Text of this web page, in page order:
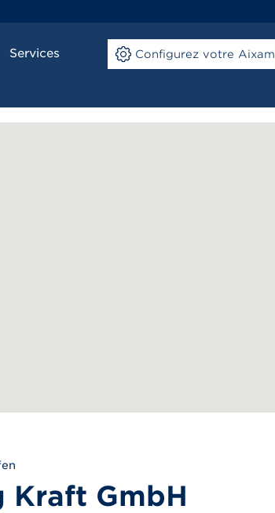
Services Configurez votre Aixam
Kraft GmbH